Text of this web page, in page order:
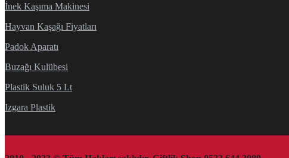
İnek Kaşıma Makinesi
Hayvan Kaşağı Fiyatları
Padok Aparatı
Buzağı Kulübesi
Plastik Suluk 5 Lt
Izgara Plastik